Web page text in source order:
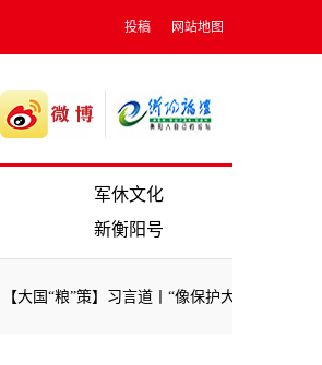
投稿 网站地图
军休文化
新衡阳号
【大国“粮”策】习言道丨“像保护大熊猫一样保